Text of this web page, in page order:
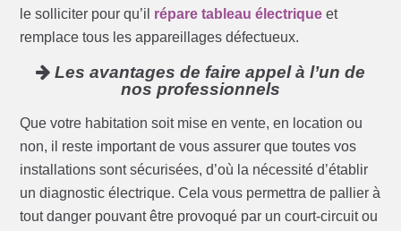
le solliciter pour qu’il répare tableau électrique et
remplace tous les appareillages défectueux.
Les avantages de faire appel à l’un de
nos professionnels
Que votre habitation soit mise en vente, en location ou
non, il reste important de vous assurer que toutes vos
installations sont sécurisées, d’où la nécessité d’établir
un diagnostic électrique. Cela vous permettra de pallier à
tout danger pouvant être provoqué par un court-circuit ou